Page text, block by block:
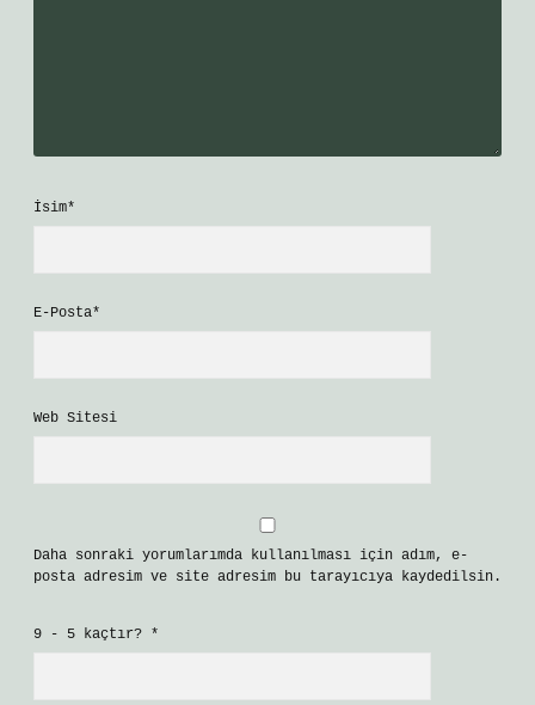
İsim*
E-Posta*
Web Sitesi
Daha sonraki yorumlarımda kullanılması için adım, e-
posta adresim ve site adresim bu tarayıcıya kaydedilsin.
9 - 5 kaçtır? *